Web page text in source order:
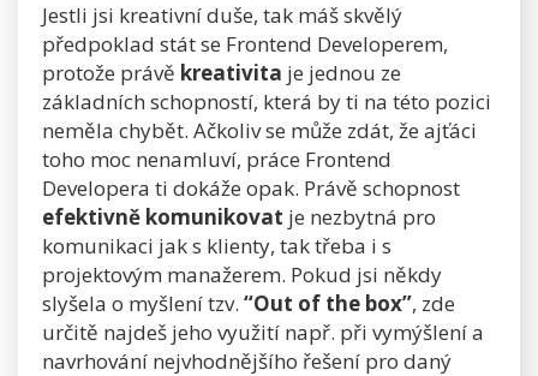
Jestli jsi kreativní duše, tak máš skvělý
předpoklad stát se Frontend Developerem,
protože právě kreativita je jednou ze
základních schopností, která by ti na této pozici
neměla chybět. Ačkoliv se může zdát, že ajťáci
toho moc nenamluví, práce Frontend
Developera ti dokáže opak. Právě schopnost
efektivně komunikovat je nezbytná pro
komunikaci jak s klienty, tak třeba i s
projektovým manažerem. Pokud jsi někdy
slyšela o myšlení tzv. “Out of the box”, zde
určitě najdeš jeho využití např. při vymýšlení a
navrhování nejvhodnějšího řešení pro daný